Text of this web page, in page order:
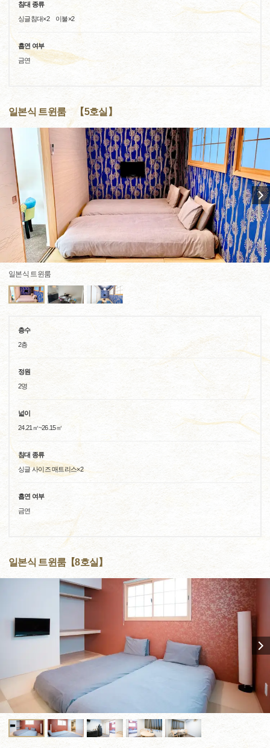
침대 종류
싱글침대×2 이불×2
흡연 여부
금연
일본식 트윈룸 【5호실】
일본식 트윈룸
층수
2층
정원
2명
넓이
24.21㎡~26.15㎡
침대 종류
싱글 사이즈 매트리스×2
흡연 여부
금연
일본식 트윈룸【8호실】